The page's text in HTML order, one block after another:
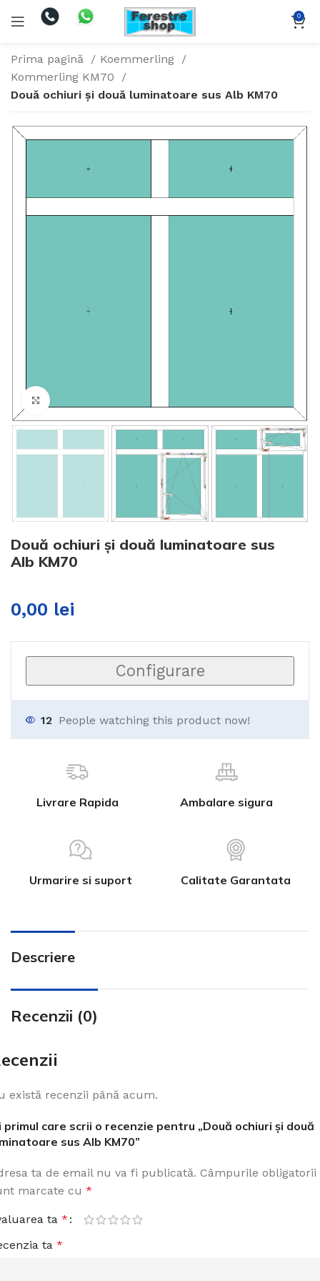
0
Prima pagină
Koemmerling
Kommerling KM70
Două ochiuri și două luminatoare sus Alb KM70
Două ochiuri și două luminatoare sus
Alb KM70
0,00 lei
Configurare
12 People watching this product now!
Livrare Rapida Ambalare sigura
Urmarire si suport Calitate Garantata
Descriere
Recenzii (0)
există recenzii până acum.
primul care scrii o recenzie pentru „Două ochiuri și două
sus Alb KM70”
ta de email nu va fi publicată. Câmpurile obligatorii
marcate cu *
ta *
ta *